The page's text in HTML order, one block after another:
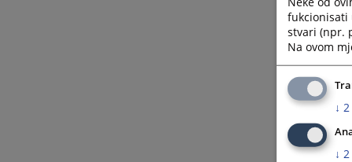
fukcionisati
stvari (npr.
Na ovom
↓ 2
↓ 2